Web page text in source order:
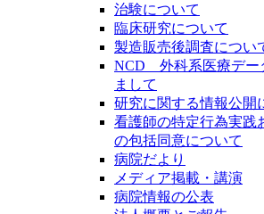
治験について
臨床研究について
製造販売後調査につい
NCD 外科系医療デー
まして
研究に関する情報公開
看護師の特定行為実践
の包括同意について
病院だより
メディア掲載・講演
病院情報の公表